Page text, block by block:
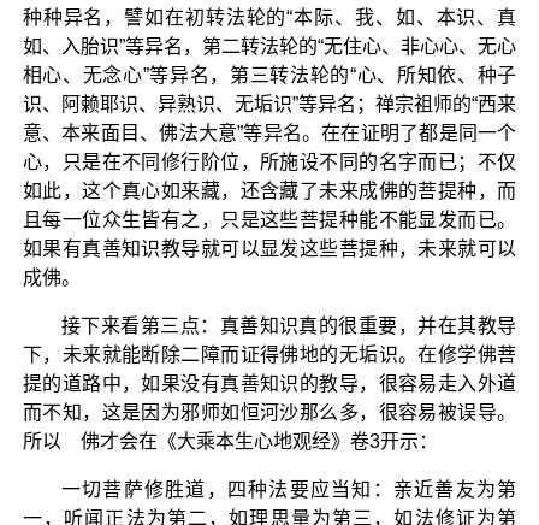
种种异名，譬如在初转法轮的“本际、我、如、本识、真
如、入胎识”等异名，第二转法轮的“无住心、非心心、无心
相心、无念心”等异名，第三转法轮的“心、所知依、种子
识、阿赖耶识、异熟识、无垢识”等异名；禅宗祖师的“西来
意、本来面目、佛法大意”等异名。在在证明了都是同一个
心，只是在不同修行阶位，所施设不同的名字而已；不仅
如此，这个真心如来藏，还含藏了未来成佛的菩提种，而
且每一位众生皆有之，只是这些菩提种能不能显发而已。
如果有真善知识教导就可以显发这些菩提种，未来就可以
成佛。
接下来看第三点：真善知识真的很重要，并在其教导
下，未来就能断除二障而证得佛地的无垢识。在修学佛菩
提的道路中，如果没有真善知识的教导，很容易走入外道
而不知，这是因为邪师如恒河沙那么多，很容易被误导。
所以 佛才会在《大乘本生心地观经》卷3开示：
一切菩萨修胜道，四种法要应当知：亲近善友为第
一，听闻正法为第二，如理思量为第三，如法修证为第